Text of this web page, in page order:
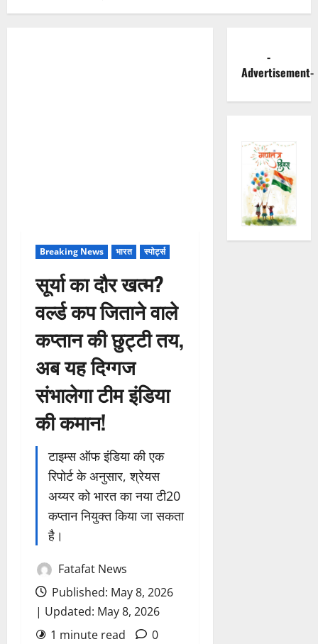
Breaking News भारत स्पोर्ट्स
सूर्या का दौर खत्म?
वर्ल्ड कप जिताने वाले
कप्तान की छुट्टी तय,
अब यह दिग्गज
संभालेगा टीम इंडिया
की कमान!
टाइम्स ऑफ इंडिया की एक
रिपोर्ट के अनुसार, श्रेयस
अय्यर को भारत का नया टी20
कप्तान नियुक्त किया जा सकता
है।
Fatafat News
Published: May 8, 2026
| Updated: May 8, 2026
1 minute read
0
-
Advertisement-